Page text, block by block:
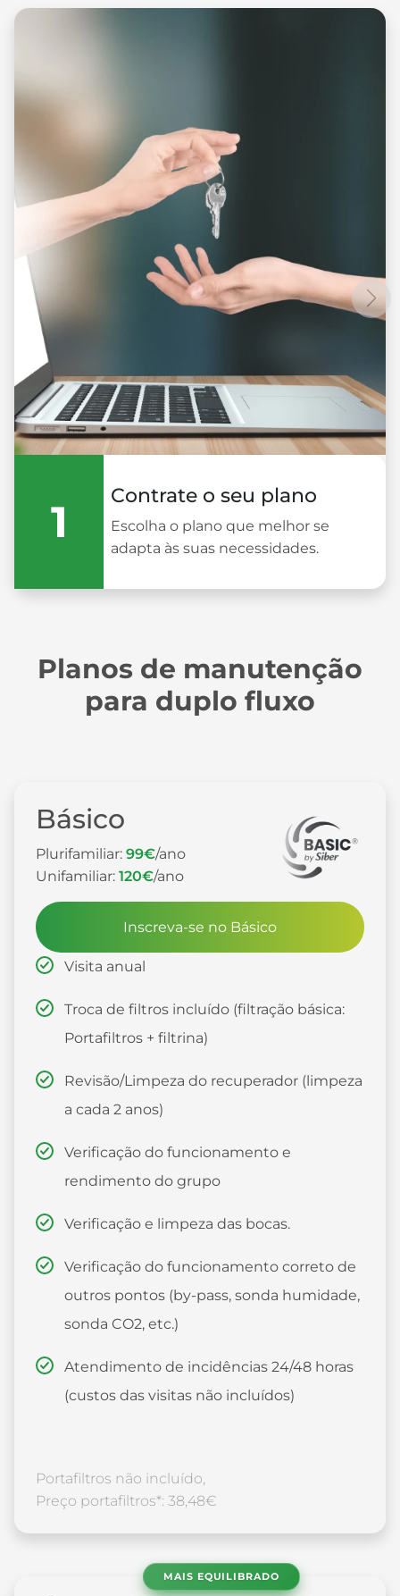
1
Contrate o seu plano
Escolha o plano que melhor se
adapta às suas necessidades.
Planos de manutenção
para duplo fluxo
Básico
Plurifamiliar: 99€/ano
Unifamiliar: 120€/ano
Inscreva-se no Básico
Visita anual
Troca de filtros incluído (filtração básica:
Portafiltros + filtrina)
Revisão/Limpeza do recuperador (limpeza
a cada 2 anos)
Verificação do funcionamento e
rendimento do grupo
Verificação e limpeza das bocas.
Verificação do funcionamento correto de
outros pontos (by-pass, sonda humidade,
sonda CO2, etc.)
Atendimento de incidências 24/48 horas
(custos das visitas não incluídos)
Portafiltros não incluído,
Preço portafiltros*: 38,48€
MAIS EQUILIBRADO